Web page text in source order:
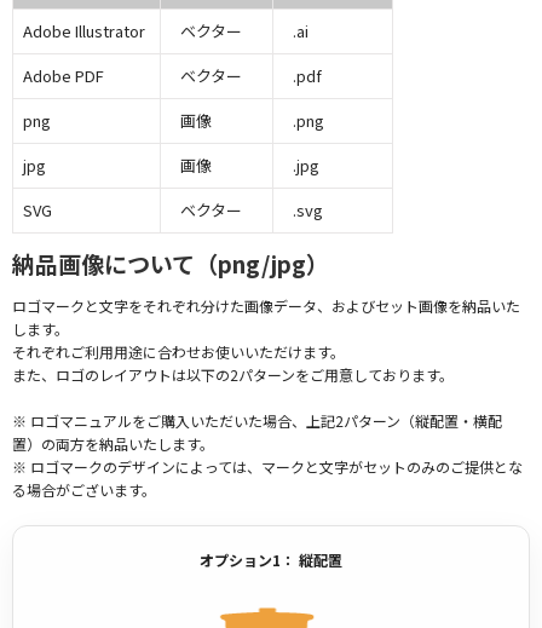
Adobe Illustrator
ベクター
.ai
Adobe PDF
ベクター
.pdf
png
画像
.png
jpg
画像
.jpg
SVG
ベクター .svg
納品画像について（png/jpg）
ロゴマークと文字をそれぞれ分けた画像データ、およびセット画像を納品いた
します。
それぞれご利用用途に合わせお使いいただけます。
また、ロゴのレイアウトは以下の2パターンをご用意しております。
※ ロゴマニュアルをご購入いただいた場合、上記2パターン（縦配置・横配
置）の両方を納品いたします。
※ ロゴマークのデザインによっては、マークと文字がセットのみのご提供とな
る場合がございます。
オプション1： 縦配置